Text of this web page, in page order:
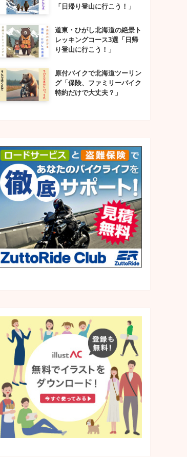
「日帰り登山に行こう！」
道東・ひがし北海道の絶景ト
レッキングコース3選「日帰
り登山に行こう！」
原付バイクで北海道ツーリン
グ「保険、ファミリーバイク
特約だけで大丈夫？」